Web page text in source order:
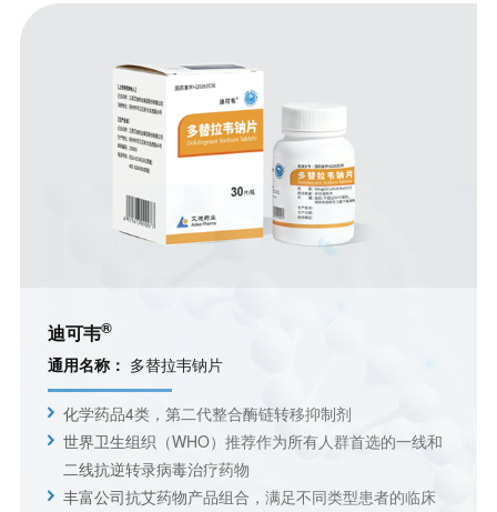
迪可韦®
通用名称： 多替拉韦钠片
化学药品4类，第二代整合酶链转移抑制剂
世界卫生组织（WHO）推荐作为所有人群首选的一线和
二线抗逆转录病毒治疗药物
丰富公司抗艾药物产品组合，满足不同类型患者的临床